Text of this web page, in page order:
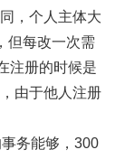
，个人主体大
但每改一次需
注册的时候是
由于他人注册
务能够，300